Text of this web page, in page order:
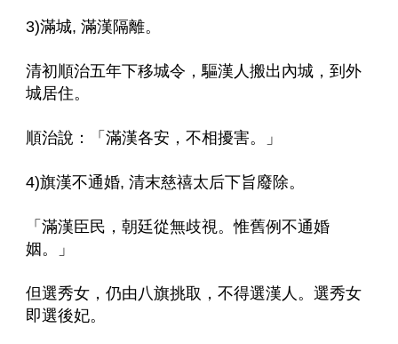
3)滿城, 滿漢隔離。
清初順治五年下移城令，驅漢人搬出內城，到外
城居住。
順治說：「滿漢各安，不相擾害。」
4)旗漢不通婚, 清末慈禧太后下旨廢除。
「滿漢臣民，朝廷從無歧視。惟舊例不通婚
姻。」
但選秀女，仍由八旗挑取，不得選漢人。選秀女
即選後妃。